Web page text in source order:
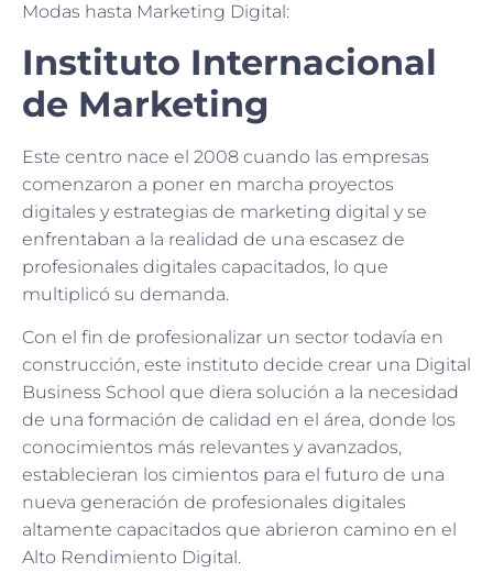
Modas hasta Marketing Digital:
Instituto Internacional
de Marketing
Este centro nace el 2008 cuando las empresas
comenzaron a poner en marcha proyectos
digitales y estrategias de marketing digital y se
enfrentaban a la realidad de una escasez de
profesionales digitales capacitados, lo que
multiplicó su demanda.
Con el fin de profesionalizar un sector todavía en
construcción, este instituto decide crear una Digital
Business School que diera solución a la necesidad
de una formación de calidad en el área, donde los
conocimientos más relevantes y avanzados,
establecieran los cimientos para el futuro de una
nueva generación de profesionales digitales
altamente capacitados que abrieron camino en el
Alto Rendimiento Digital.